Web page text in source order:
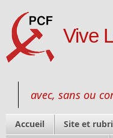
Vive
avec, sans ou
Accueil Site et